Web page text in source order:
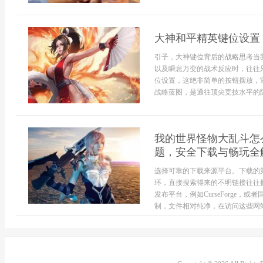
大神和平精英键位设
引子，大神键位背后的战略思考
以及瞬息万变的战术反应时，往
位设置，这绝非简单的按钮摆放
战略蓝图，是通往顶尖竞技水平的
我的世界怪物大乱斗
题，安全下载与畅玩全
选择可靠的下载来源平台。下载
环，直接搜索得来的不明链接往
发布平台，例如CurseForge，或
制，文件相对纯净，在访问这些网